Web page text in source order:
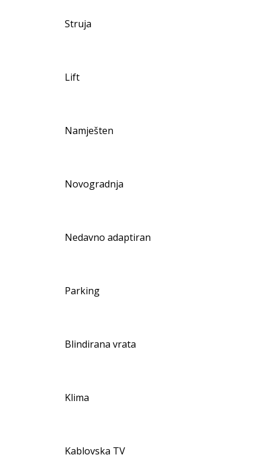
Struja
Lift
Namješten
Novogradnja
Nedavno adaptiran
Parking
Blindirana vrata
Klima
Kablovska TV